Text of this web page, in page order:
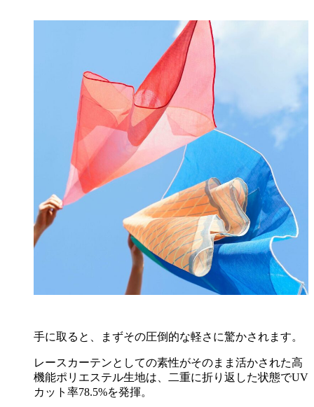
手に取ると、まずその圧倒的な軽さに驚かされます。
レースカーテンとしての素性がそのまま活かされた高
機能ポリエステル生地は、二重に折り返した状態でUV
カット率78.5%を発揮。